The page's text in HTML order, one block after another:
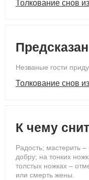
Толкование снов
Незваные гости
Толкование снов
К чему
Радость; мастерить
добру; на тонких
толстых ножках –
или смерть жены.